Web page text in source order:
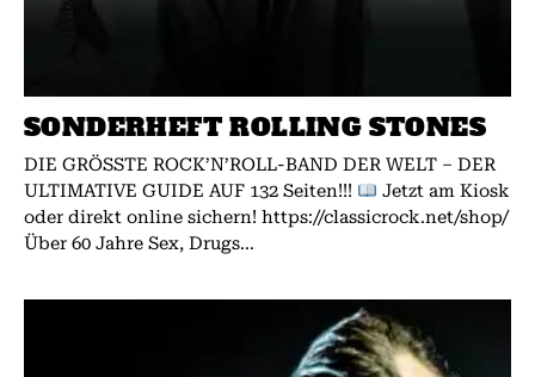
SONDERHEFT ROLLING STONES
DIE GRÖSSTE ROCK’N’ROLL-BAND DER WELT – DER
ULTIMATIVE GUIDE AUF 132 Seiten!!!
Jetzt am Kiosk
oder direkt online sichern! https://classicrock.net/shop/
Über 60 Jahre Sex, Drugs...